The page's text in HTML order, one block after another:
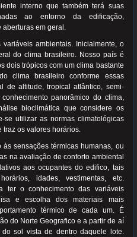
interno que também terá suas
ao entorno da edificação,
aberturas em geral.
ambientais. Inicialmente, o
do clima brasileiro. Nosso país é
dois trópicos com um clima bastante
clima brasileiro conforme essas
de altitude, tropical atlântico, semi-
panorâmico do clima,
bioclimática que considere os
se utilizar as normas climatológicas
traz os valores horários.
sensações térmicas humanas, ou
na avaliação de conforto ambiental
aos ocupantes do edifico, tais
idades, vestimentas, etc.
ter o conhecimento das variáveis
e escolha dos materiais mais
térmico de cada um. É
do Norte Geografico e a partir de aí
sol vista de dentro daquele lote.